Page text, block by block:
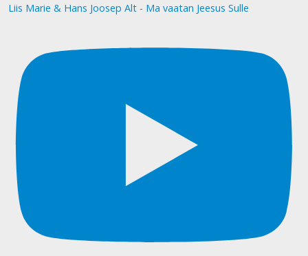
Liis Marie & Hans Joosep Alt - Ma vaatan Jeesus Sulle